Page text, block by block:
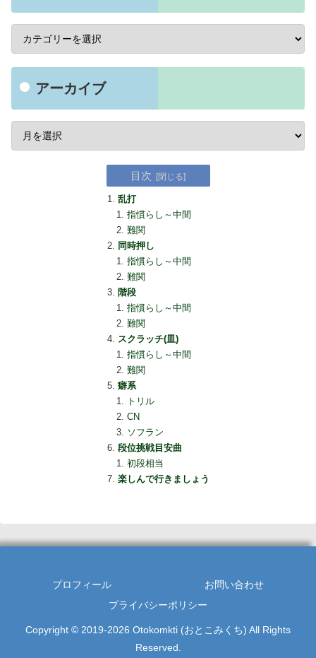
アーカイブ
目次
乱打
指慣らし～中間
難関
同時押し
指慣らし～中間
難関
階段
指慣らし～中間
難関
スクラッチ(皿)
指慣らし～中間
難関
癖系
トリル
CN
ソフラン
段位挑戦目安曲
初段相当
楽しんで行きましょう
プロフィール
お問い合わせ
プライバシーポリシー
Copyright © 2019-2026 Otokomkti (おとこみくち) All Rights
Reserved.